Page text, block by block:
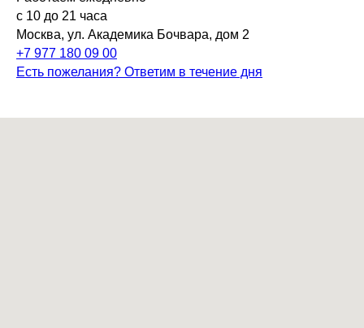
с 10 до 21 часа
Москва, ул. Академика Бочвара, дом 2
+7 977 180 09 00
Есть пожелания? Ответим в течение дня